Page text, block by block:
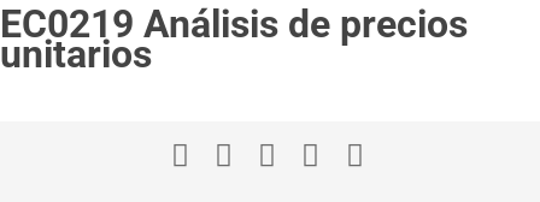
EC0219 Análisis de precios
unitarios